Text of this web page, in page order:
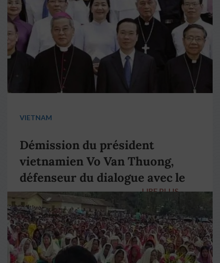
VIETNAM
Démission du président
vietnamien Vo Van Thuong,
défenseur du dialogue avec le
pape François
LIRE PLUS →